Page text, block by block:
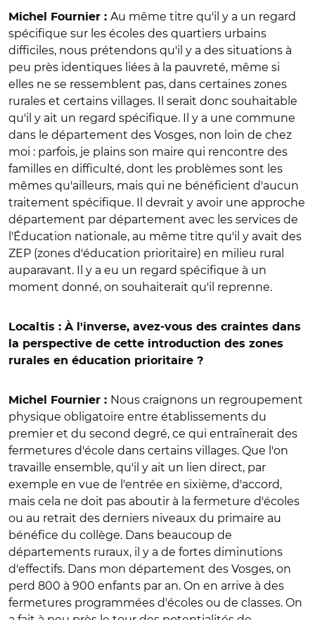
Michel Fournier : Au même titre qu'il y a un regard
spécifique sur les écoles des quartiers urbains
difficiles, nous prétendons qu'il y a des situations à
peu près identiques liées à la pauvreté, même si
elles ne se ressemblent pas, dans certaines zones
rurales et certains villages. Il serait donc souhaitable
qu'il y ait un regard spécifique. Il y a une commune
dans le département des Vosges, non loin de chez
moi : parfois, je plains son maire qui rencontre des
familles en difficulté, dont les problèmes sont les
mêmes qu'ailleurs, mais qui ne bénéficient d'aucun
traitement spécifique. Il devrait y avoir une approche
département par département avec les services de
l'Éducation nationale, au même titre qu'il y avait des
ZEP (zones d'éducation prioritaire) en milieu rural
auparavant. Il y a eu un regard spécifique à un
moment donné, on souhaiterait qu'il reprenne.
Localtis : À l'inverse, avez-vous des craintes dans
la perspective de cette introduction des zones
rurales en éducation prioritaire ?
Michel Fournier : Nous craignons un regroupement
physique obligatoire entre établissements du
premier et du second degré, ce qui entraînerait des
fermetures d'école dans certains villages. Que l'on
travaille ensemble, qu'il y ait un lien direct, par
exemple en vue de l'entrée en sixième, d'accord,
mais cela ne doit pas aboutir à la fermeture d'écoles
ou au retrait des derniers niveaux du primaire au
bénéfice du collège. Dans beaucoup de
départements ruraux, il y a de fortes diminutions
d'effectifs. Dans mon département des Vosges, on
perd 800 à 900 enfants par an. On en arrive à des
fermetures programmées d'écoles ou de classes. On